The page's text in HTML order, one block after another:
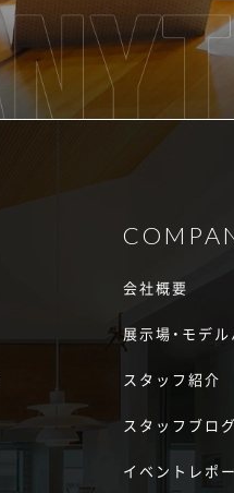
会社概要
展示場・モデル
スタッフ紹介
スタッフブログ
イベントレポ